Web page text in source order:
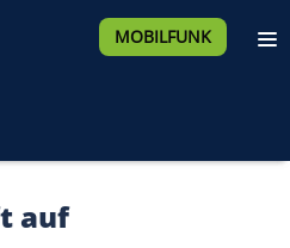
MOBILFUNK
auf